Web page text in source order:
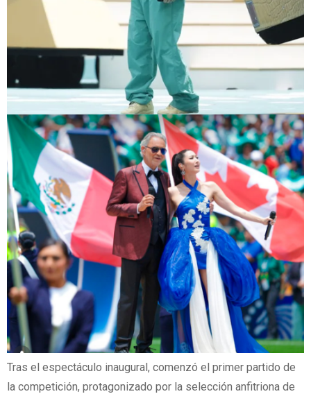
Tras el espectáculo inaugural, comenzó el primer partido de
la competición, protagonizado por la selección anfitriona de